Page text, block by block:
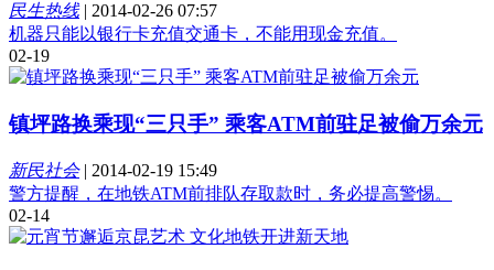
民生热线| 2014-02-26 07:57
机器只能以银行卡充值交通卡，不能用现金充值。
02-19
镇坪路换乘现“三只手” 乘客ATM前驻足被偷万余元
新民社会| 2014-02-19 15:49
警方提醒，在地铁ATM前排队存取款时，务必提高警惕。
02-14